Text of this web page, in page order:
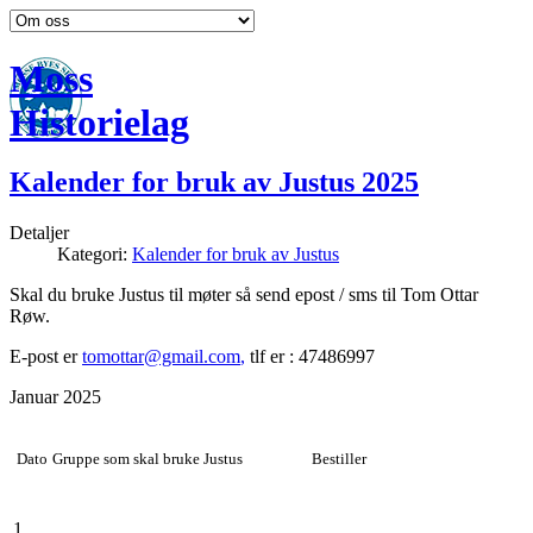
Moss
Historielag
Kalender for bruk av Justus 2025
Detaljer
Kategori: Kalender for bruk av Justus
Skal du bruke Justus til møter så send epost / sms til Tom Ottar
Røw.
E-post ertomottar@gmail.com, tlf er : 47486997
Januar 2025
Dato Gruppe som skal bruke Justus Bestiller
1